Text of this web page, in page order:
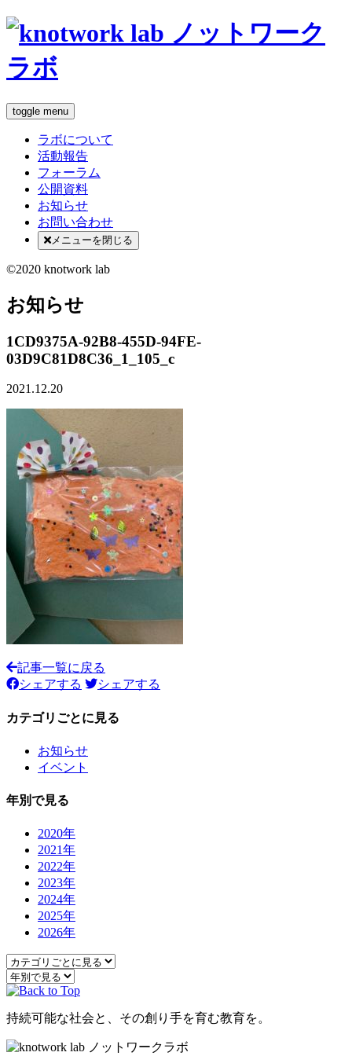
toggle menu
ラボについて
活動報告
フォーラム
公開資料
お知らせ
お問い合わせ
メニューを閉じる
©2020 knotwork lab
お知らせ
1CD9375A-92B8-455D-94FE-
03D9C81D8C36_1_105_c
2021.12.20
記事一覧に戻る
シェアする
シェアする
カテゴリごとに見る
お知らせ
イベント
年別で見る
2020年
2021年
2022年
2023年
2024年
2025年
2026年
持続可能な社会と、その創り手を育む教育を。